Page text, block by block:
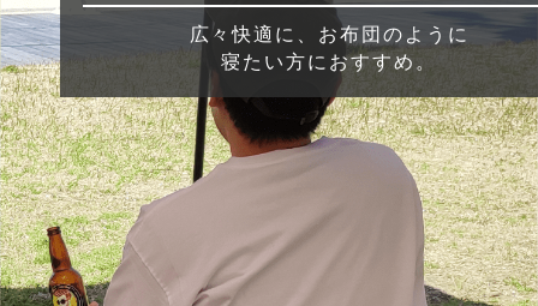
広々快適に、お布団のように
寝たい方におすすめ。